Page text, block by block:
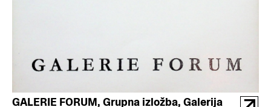
GALERIE FORUM, Grupna izložba, Galerija